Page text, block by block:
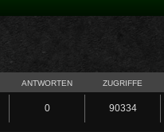
ANTWORTEN ZUGRIFFE
0 90334